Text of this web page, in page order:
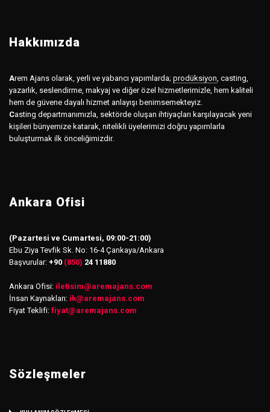
Hakkımızda
Arem Ajans olarak, yerli ve yabancı yapımlarda; prodüksiyon casting,
yazarlık, seslendirme, makyaj ve diğer özel hizmetlerimizle, hem kaliteli
hem de güvene dayalı hizmet anlayışı benimsemekteyiz.
Casting departmanımızla, sektörde oluşan ihtiyaçları karşılayacak yeni
kişileri bünyemize katarak, nitelikli üyelerimizi doğru yapımlarla
buluşturmak ilk önceliğimizdir.
Ankara Ofisi
(Pazartesi ve Cumartesi, 09:00-21:00)
Ebu Ziya Tevfik Sk. No: 16-4 Çankaya/Ankara
Başvurular: +90 (850) 24 11880
Ankara Ofisi: iletisim@aremajans.com
İnsan Kaynakları: ik@aremajans.com
Fiyat Teklifi: fiyat@aremajans.com
Sözleşmeler